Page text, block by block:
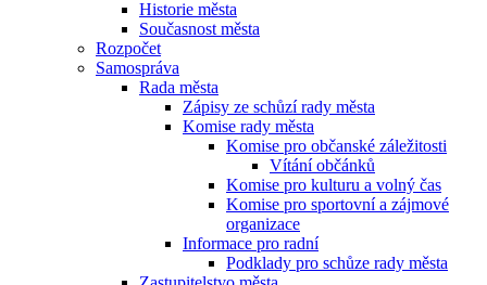
Historie města
Současnost města
Rozpočet
Samospráva
Rada města
Zápisy ze schůzí rady města
Komise rady města
Komise pro občanské záležitosti
Vítání občánků
Komise pro kulturu a volný čas
Komise pro sportovní a zájmové
organizace
Informace pro radní
Podklady pro schůze rady města